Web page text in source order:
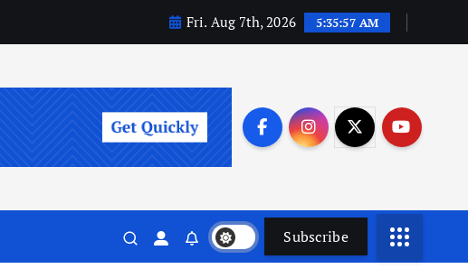
Fri. Aug 7th, 2026 5:35:58 AM
Subscribe